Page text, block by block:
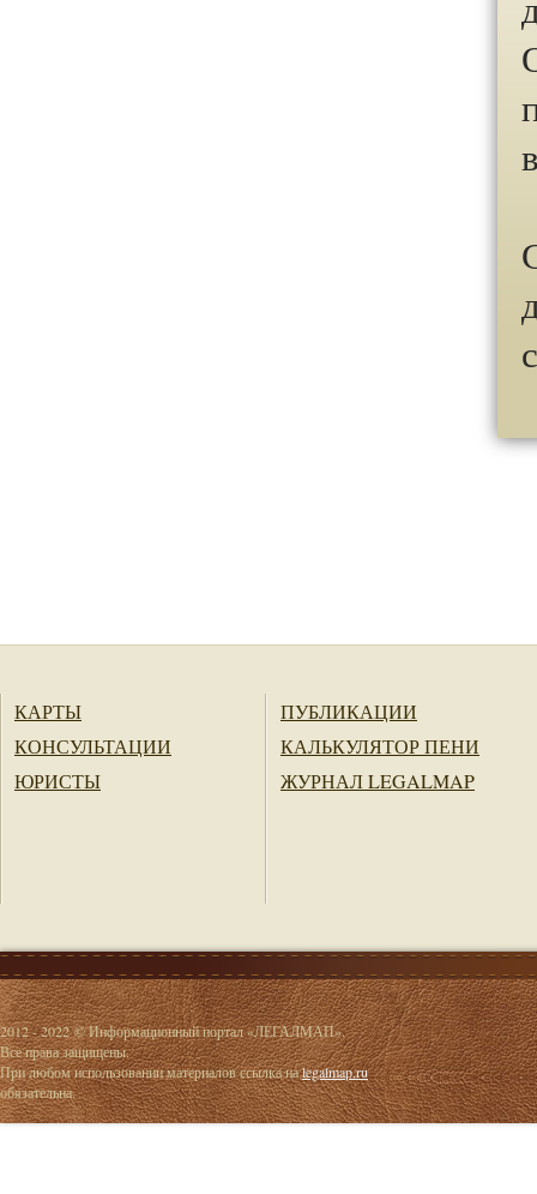
КАРТЫ
КОНСУЛЬТАЦИИ
ЮРИСТЫ
ПУБЛИКАЦИИ
КАЛЬКУЛЯТОР ПЕНИ
ЖУРНАЛ LEGALMAP
2012 - 2022 © Информационный портал «ЛЕГАЛМАП».
Все права защищены.
При любом использовании материалов ссылка наlegalmap.ru
обязательна.